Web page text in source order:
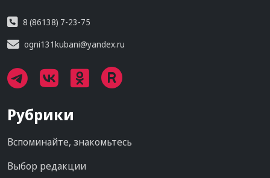
8 (86138) 7-23-75
ogni131kubani@yandex.ru
Рубрики
Вспоминайте, знакомьтесь
Выбор редакции